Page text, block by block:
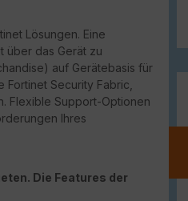
Lösungen. Eine
über das Gerät zu
auf Gerätebasis für
Security Fabric,
Flexible Support-Optionen
Ihres
Die Features der